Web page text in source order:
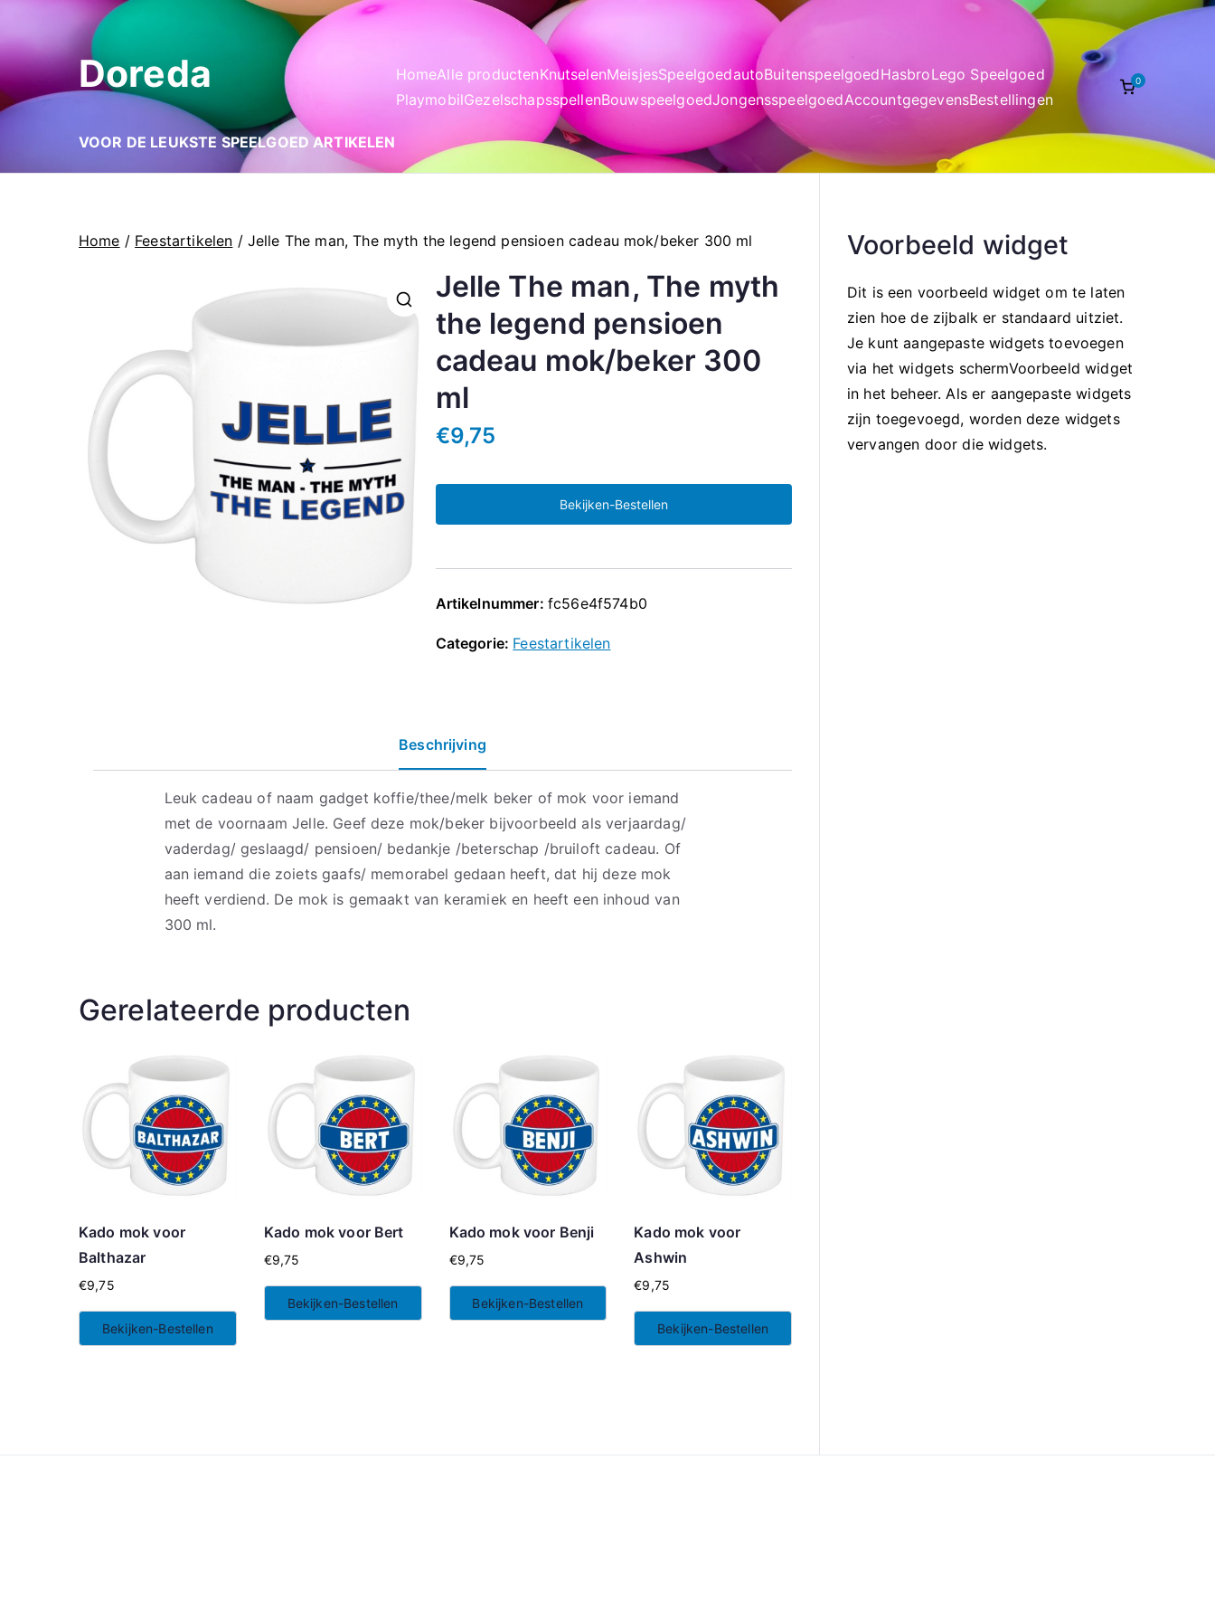
naar
de
inhoud
Doreda
VOOR DE LEUKSTE SPEELGOED ARTIKELEN
HomeAlle productenKnutselenMeisjesSpeelgoedautoBuitenspeelgoedHasbroLego Speelgoed
PlaymobilGezelschapsspellenBouwspeelgoedJongensspeelgoedAccountgegevensBestellingen
0
Home / Feestartikelen / Jelle The man, The myth the legend pensioen cadeau mok/beker 300 ml
🔍
Jelle The man, The myth
the legend pensioen
cadeau mok/beker 300
ml
€9,75
Bekijken-Bestellen
Artikelnummer: fc56e4f574b0
Categorie: Feestartikelen
Beschrijving
Leuk cadeau of naam gadget koffie/thee/melk beker of mok voor iemand
met de voornaam Jelle. Geef deze mok/beker bijvoorbeeld als verjaardag/
vaderdag/ geslaagd/ pensioen/ bedankje /beterschap /bruiloft cadeau. Of
aan iemand die zoiets gaafs/ memorabel gedaan heeft, dat hij deze mok
heeft verdiend. De mok is gemaakt van keramiek en heeft een inhoud van
300 ml.
Gerelateerde producten
Kado mok voor
Balthazar
€9,75
Bekijken-Bestellen
Kado mok voor Bert
€9,75
Bekijken-Bestellen
Kado mok voor Benji
€9,75
Bekijken-Bestellen
Kado mok voor
Ashwin
€9,75
Bekijken-Bestellen
Voorbeeld widget
Dit is een voorbeeld widget om te laten
zien hoe de zijbalk er standaard uitziet.
Je kunt aangepaste widgets toevoegen
via het widgets schermVoorbeeld widget
in het beheer. Als er aangepaste widgets
zijn toegevoegd, worden deze widgets
vervangen door die widgets.